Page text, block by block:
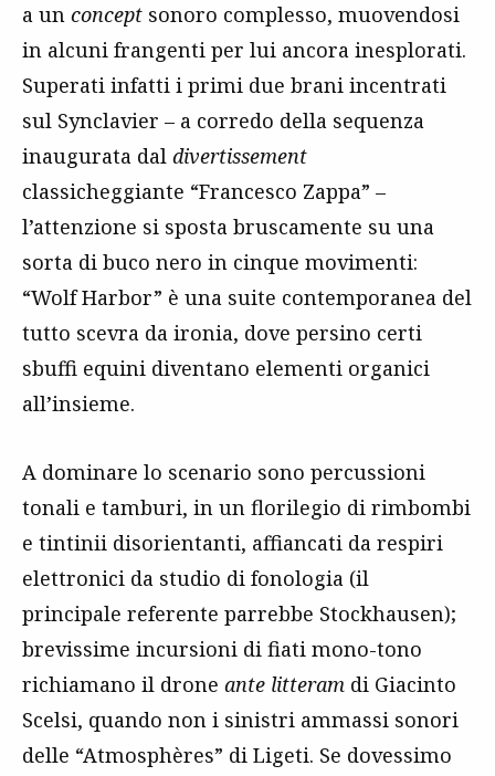
a un concept sonoro complesso, muovendosi
in alcuni frangenti per lui ancora inesplorati.
Superati infatti i primi due brani incentrati
sul Synclavier – a corredo della sequenza
inaugurata dal divertissement
classicheggiante “Francesco Zappa” –
l’attenzione si sposta bruscamente su una
sorta di buco nero in cinque movimenti:
“Wolf Harbor” è una suite contemporanea del
tutto scevra da ironia, dove persino certi
sbuffi equini diventano elementi organici
all’insieme.
A dominare lo scenario sono percussioni
tonali e tamburi, in un florilegio di rimbombi
e tintinii disorientanti, affiancati da respiri
elettronici da studio di fonologia (il
principale referente parrebbe Stockhausen);
brevissime incursioni di fiati mono-tono
richiamano il drone ante litteram di Giacinto
Scelsi, quando non i sinistri ammassi sonori
delle “Atmosphères” di Ligeti. Se dovessimo